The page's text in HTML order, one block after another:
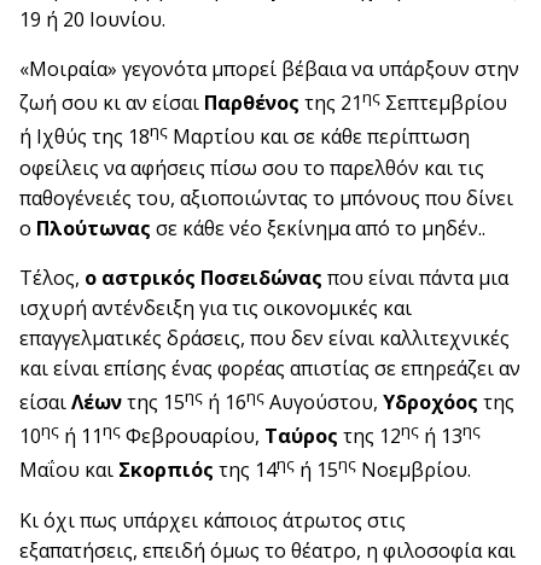
19 ή 20 Ιουνίου.
«Μοιραία» γεγονότα μπορεί βέβαια να υπάρξουν στην
ζωή σου κι αν είσαι Παρθένος της 21ης Σεπτεμβρίου
ή Ιχθύς της 18ης Μαρτίου και σε κάθε περίπτωση
οφείλεις να αφήσεις πίσω σου το παρελθόν και τις
παθογένειές του, αξιοποιώντας το μπόνους που δίνει
ο Πλούτωνας σε κάθε νέο ξεκίνημα από το μηδέν..
Τέλος, ο αστρικός Ποσειδώνας που είναι πάντα μια
ισχυρή αντένδειξη για τις οικονομικές και
επαγγελματικές δράσεις, που δεν είναι καλλιτεχνικές
και είναι επίσης ένας φορέας απιστίας σε επηρεάζει αν
είσαιΛέωντης 15ης ή 16ης Αυγούστου, Υδροχόος της
10ης ή 11ης Φεβρουαρίου, Ταύρος της 12ης ή 13ης
Μαΐου και Σκορπιός της 14ης ή 15ης Νοεμβρίου.
Κι όχι πως υπάρχει κάποιος άτρωτος στις
εξαπατήσεις, επειδή όμως το θέατρο, η φιλοσοφία και